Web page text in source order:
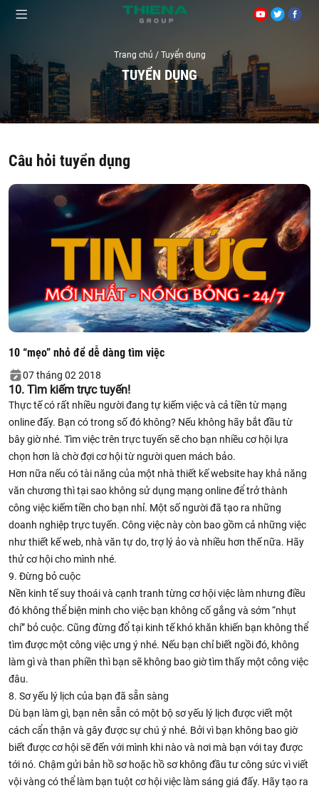
Trang chủ / Tuyển dụng
TUYỂN DỤNG
Câu hỏi tuyển dụng
10 “mẹo” nhỏ để dễ dàng tìm việc
07 tháng 02 2018
10. Tìm kiếm trực tuyến!
Thực tế có rất nhiều người đang tự kiếm việc và cả tiền từ mạng
online đấy. Bạn có trong số đó không? Nếu không hãy bắt đầu từ
bây giờ nhé. Tìm việc trên trực tuyến sẽ cho bạn nhiều cơ hội lựa
chọn hơn là chờ đợi cơ hội từ người quen mách bảo.
Hơn nữa nếu có tài năng của một nhà thiết kế website hay khả năng
văn chương thì tại sao không sử dụng mạng online để trở thành
công việc kiếm tiền cho bạn nhỉ. Một số người đã tạo ra những
doanh nghiệp trực tuyến. Công việc này còn bao gồm cả những việc
như thiết kế web, nhà văn tự do, trợ lý ảo và nhiều hơn thế nữa. Hãy
thử cơ hội cho mình nhé.
9. Đừng bỏ cuộc
Nền kinh tế suy thoái và cạnh tranh từng cơ hội việc làm nhưng điều
đó không thể biện minh cho việc bạn không cố gắng và sớm “nhụt
chí” bỏ cuộc. Cũng đừng đổ tại kinh tế khó khăn khiến bạn không thể
tìm được một công việc ưng ý nhé. Nếu bạn chỉ biết ngồi đó, không
làm gì và than phiền thì bạn sẽ không bao giờ tìm thấy một công việc
đâu.
8. Sơ yếu lý lịch của bạn đã sẵn sàng
Dù bạn làm gì, bạn nên sẵn có một bộ sơ yếu lý lịch được viết một
cách cẩn thận và gây được sự chú ý nhé. Bởi vì bạn không bao giờ
biết được cơ hội sẽ đến với mình khi nào và nơi mà bạn với tay được
tới nó. Chậm gửi bản hồ sơ hoặc hồ sơ không đầu tư công sức vì viết
vội vàng có thể làm bạn tuột cơ hội việc làm sáng giá đấy. Hãy tạo ra